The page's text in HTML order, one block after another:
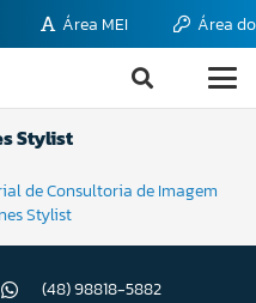
Área MEI Área
Stylist
de Consultoria de Imagem
Stylist
(48) 98818-5882